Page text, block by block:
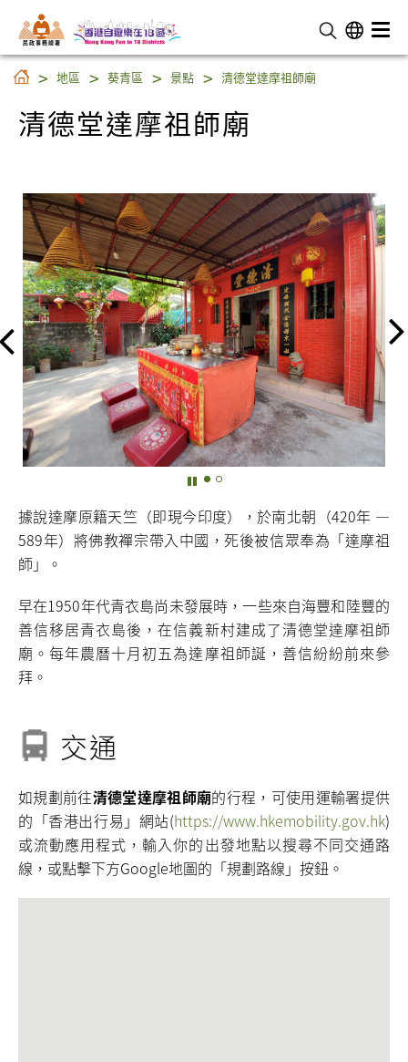
民 政 事 務 總 署
清德堂達摩祖師廟
地區 葵青區 景點 清德堂達摩祖師廟
清德堂達摩祖師廟
據說達摩原籍天竺（即現今印度），於南北朝（420年 —
589年）將佛教襌宗帶入中國，死後被信眾奉為「達摩祖
師」。
早在1950年代青衣島尚未發展時，一些來自海豐和陸豐的
善信移居青衣島後，在信義新村建成了清德堂達摩祖師
廟。每年農曆十月初五為達摩祖師誕，善信紛紛前來參
拜。
交通
如規劃前往清德堂達摩祖師廟的行程，可使用運輸署提供
的「香港出行易」網站(https://www.hkemobility.gov.hk)
或流動應用程式，輸入你的出發地點以搜尋不同交通路
線，或點擊下方Google地圖的「規劃路線」按鈕。